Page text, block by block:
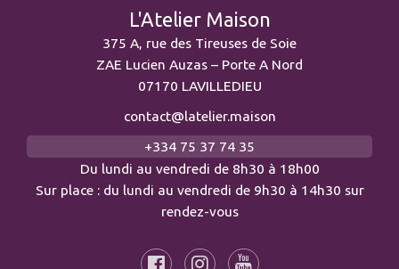
L'Atelier Maison
375 A, rue des Tireuses de Soie
ZAE Lucien Auzas – Porte A Nord
07170 LAVILLEDIEU
contact@latelier.maison
+334 75 37 74 35
Du lundi au vendredi de 8h30 à 18h00
Sur place : du lundi au vendredi de 9h30 à 14h30 sur
rendez-vous